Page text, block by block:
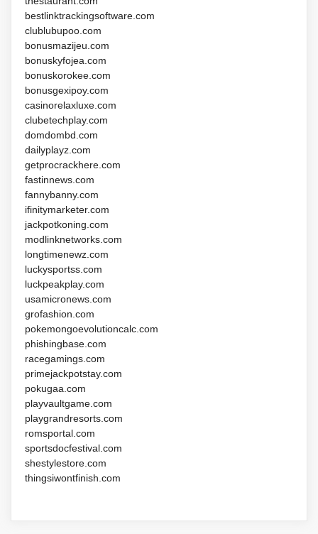
bestlinktrackingsoftware.com
clublubupoo.com
bonusmazijeu.com
bonuskyfojea.com
bonuskorokee.com
bonusgexipoy.com
casinorelaxluxe.com
clubetechplay.com
domdombd.com
dailyplayz.com
getprocrackhere.com
fastinnews.com
fannybanny.com
ifinitymarketer.com
jackpotkoning.com
modlinknetworks.com
longtimenewz.com
luckysportss.com
luckpeakplay.com
usamicronews.com
grofashion.com
pokemongoevolutioncalc.com
phishingbase.com
racegamings.com
primejackpotstay.com
pokugaa.com
playvaultgame.com
playgrandresorts.com
romsportal.com
sportsdocfestival.com
shestylestore.com
thingsiwontfinish.com